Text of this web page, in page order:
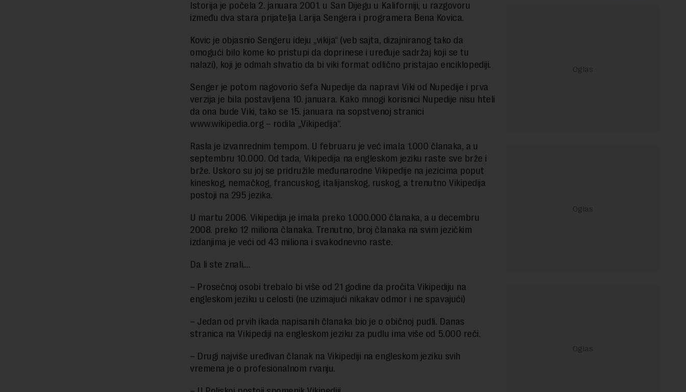
Istorija je počela 2. januara 2001. u San Dijegu u Kaliforniji, u razgovoru
između dva stara prijatelja Larija Sengera i programera Bena Kovica.
Kovic je objasnio Sengeru ideju „vikija“ (veb sajta, dizajniranog tako da
omogući bilo kome ko pristupi da doprinese i uređuje sadržaj koji se tu
nalazi), koji je odmah shvatio da bi viki format odlično pristajao enciklopediji.
Senger je potom nagovorio šefa Nupedije da napravi Viki od Nupedije i prva
verzija je bila postavljena 10. januara. Kako mnogi korisnici Nupedije nisu hteli
da ona bude Viki, tako se 15. januara na sopstvenoj stranici
www.wikipedia.org – rodila „Vikipedija“.
Rasla je izvanrednim tempom. U februaru je već imala 1.000 članaka, a u
septembru 10.000. Od tada, Vikipedija na engleskom jeziku raste sve brže i
brže. Uskoro su joj se pridružile međunarodne Vikipedije na jezicima poput
kineskog, nemačkog, francuskog, italijanskog, ruskog, a trenutno Vikipedija
postoji na 295 jezika.
U martu 2006. Vikipedija je imala preko 1.000.000 članaka, a u decembru
2008. preko 12 miliona članaka. Trenutno, broj članaka na svim jezičkim
izdanjima je veći od 43 miliona i svakodnevno raste.
Da li ste znali….
– Prosečnoj osobi trebalo bi više od 21 godine da pročita Vikipediju na
engleskom jeziku u celosti (ne uzimajući nikakav odmor i ne spavajući)
– Jedan od prvih ikada napisanih članaka bio je o običnoj pudli. Danas
stranica na Vikipediji na engleskom jeziku za pudlu ima više od 5.000 reči.
– Drugi najviše uređivan članak na Vikipediji na engleskom jeziku svih
vremena je o profesionalnom rvanju.